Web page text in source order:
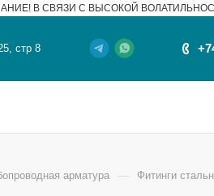
В СВЯЗИ С ВЫСОКОЙ
стр 8
арматура — Фитинги